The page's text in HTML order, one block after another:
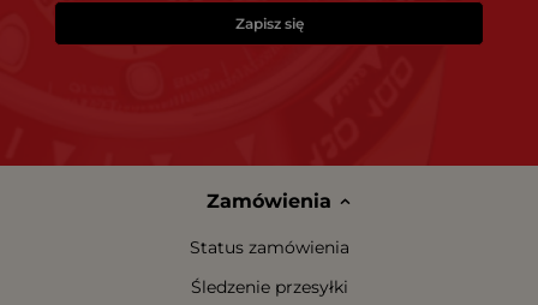
Zapisz się
Zamówienia
Status zamówienia
Śledzenie przesyłki